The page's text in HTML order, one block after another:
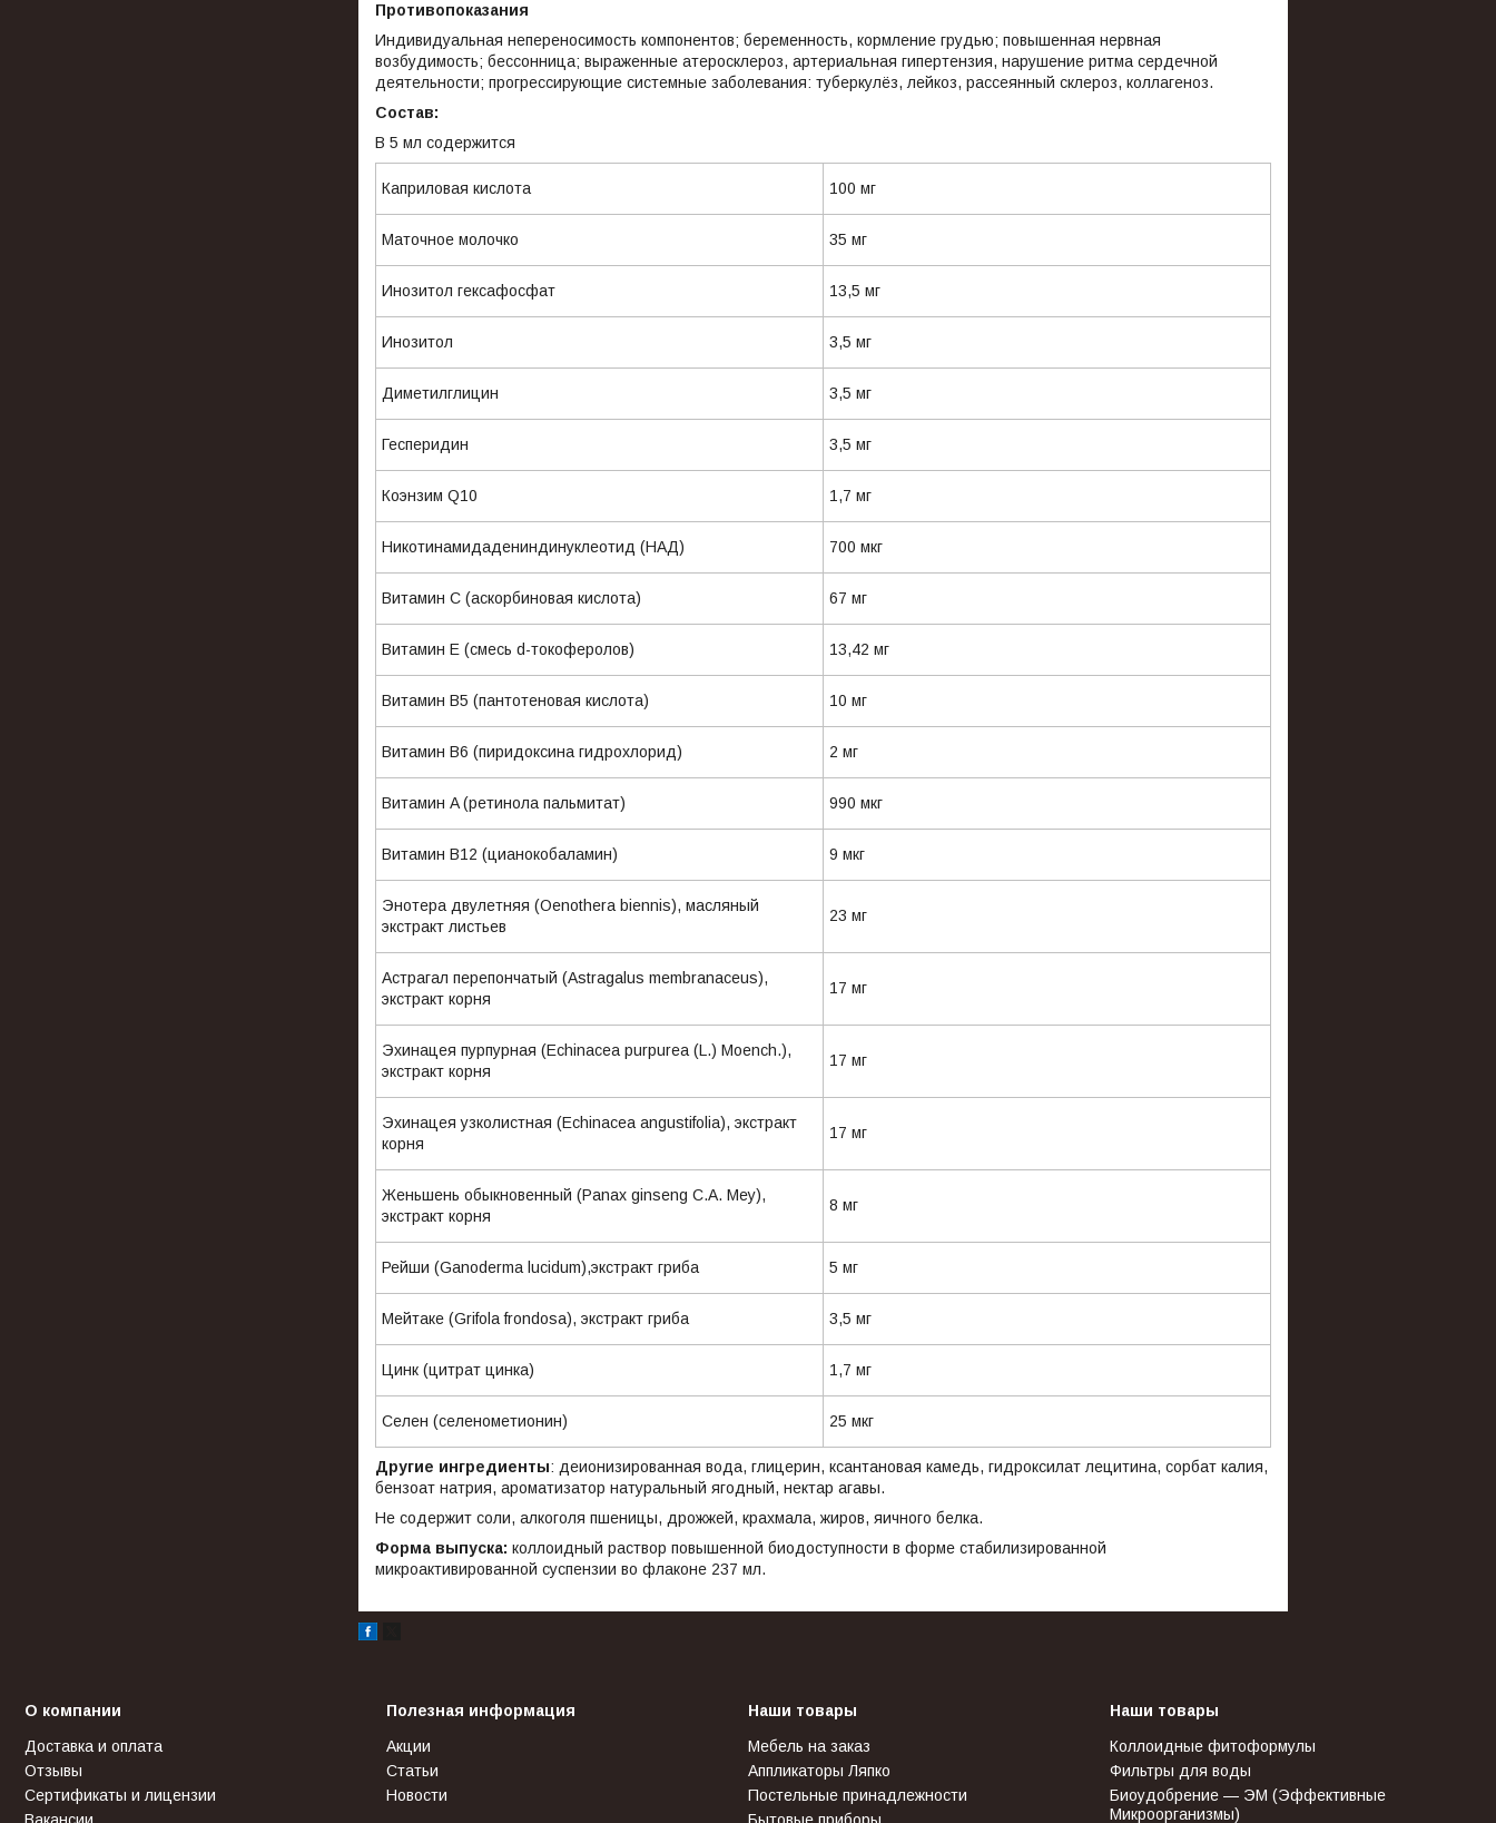
Противопоказания
Индивидуальная непереносимость компонентов; беременность, кормление грудью; повышенная нервная
возбудимость; бессонница; выраженные атеросклероз, артериальная гипертензия, нарушение ритма сердечной
деятельности; прогрессирующие системные заболевания: туберкулёз, лейкоз, рассеянный склероз, коллагеноз.
Состав:
В 5 мл содержится
Каприловая кислота 100 мг
Маточное молочко 35 мг
Инозитол гексафосфат 13,5 мг
Инозитол 3,5 мг
Диметилглицин 3,5 мг
Гесперидин 3,5 мг
Коэнзим Q10 1,7 мг
Никотинамидадениндинуклеотид (НАД) 700 мкг
Витамин С (аскорбиновая кислота) 67 мг
Витамин E (смесь d-токоферолов) 13,42 мг
Витамин В5 (пантотеновая кислота) 10 мг
Витамин B6 (пиридоксина гидрохлорид) 2 мг
Витамин A (ретинола пальмитат) 990 мкг
Витамин B12 (цианокобаламин) 9 мкг
Энотера двулетняя (Oenothera biennis), масляный
экстракт листьев
23 мг
Астрагал перепончатый (Astragalus membranaceus),
экстракт корня
17 мг
Эхинацея пурпурная (Echinacea purpurea (L.) Moench.),
экстракт корня
17 мг
Эхинацея узколистная (Echinacea angustifolia), экстракт
корня
17 мг
Женьшень обыкновенный (Panax ginseng С.А. Mey),
экстракт корня
8 мг
Рейши (Ganoderma lucidum),экстракт гриба 5 мг
Мейтаке (Grifola frondosa), экстракт гриба 3,5 мг
Цинк (цитрат цинка) 1,7 мг
Селен (селенометионин) 25 мкг
Другие ингредиенты: деионизированная вода, глицерин, ксантановая камедь, гидроксилат лецитина, сорбат калия,
бензоат натрия, ароматизатор натуральный ягодный, нектар агавы.
Не содержит соли, алкоголя пшеницы, дрожжей, крахмала, жиров, яичного белка.
Форма выпуска: коллоидный раствор повышенной биодоступности в форме стабилизированной
микроактивированной суспензии во флаконе 237 мл.
О компании
Доставка и оплата
Отзывы
Сертификаты и лицензии
Полезная информация
Акции
Статьи
Новости
Наши товары
Мебель на заказ
Аппликаторы Ляпко
Постельные принадлежности
Наши товары
Коллоидные фитоформулы
Фильтры для воды
Биоудобрение — ЭМ (Эффективные
Микроорганизмы)